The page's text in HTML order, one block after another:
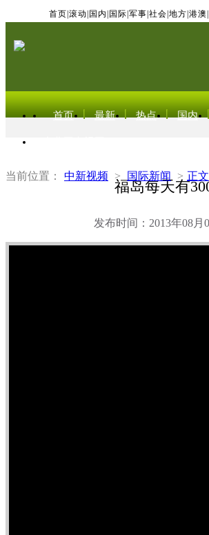
首页 滚动 国内 国际 军事 社会 地方 港澳
首页 最新 热点 国内
当前位置： 中新视频 > 国际新闻 > 正文
福岛每天有
发布时间：2013年08月